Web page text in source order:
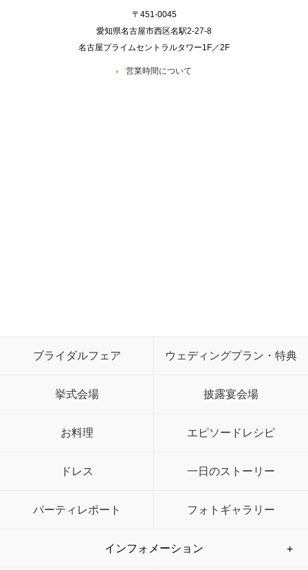
〒451-0045
愛知県名古屋市西区名駅2-27-8
名古屋プライムセントラルタワー1F／2F
営業時間について
ブライダルフェア ウェディングプラン・特典
挙式会場 披露宴会場
お料理 エピソードレシピ
ドレス 一日のストーリー
パーティレポート フォトギャラリー
インフォメーション